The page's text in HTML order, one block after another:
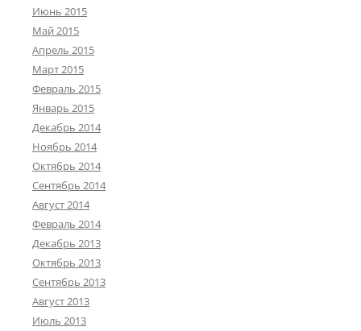
Июнь 2015
Май 2015
Апрель 2015
Март 2015
Февраль 2015
Январь 2015
Декабрь 2014
Ноябрь 2014
Октябрь 2014
Сентябрь 2014
Август 2014
Февраль 2014
Декабрь 2013
Октябрь 2013
Сентябрь 2013
Август 2013
Июль 2013